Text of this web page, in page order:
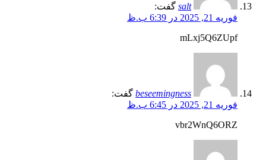
salt گفت:
فوریه 21, 2025 در 6:39 ب.ظ
mLxj5Q6ZUpf
beseemingness گفت:
فوریه 21, 2025 در 6:45 ب.ظ
vbr2WnQ6ORZ